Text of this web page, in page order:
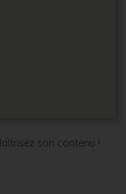
son contenu !